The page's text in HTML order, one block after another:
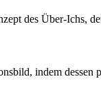
des Über-Ichs,
indem dessen